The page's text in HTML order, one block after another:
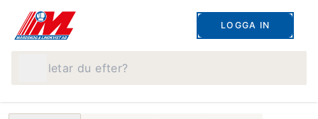
LOGGA IN